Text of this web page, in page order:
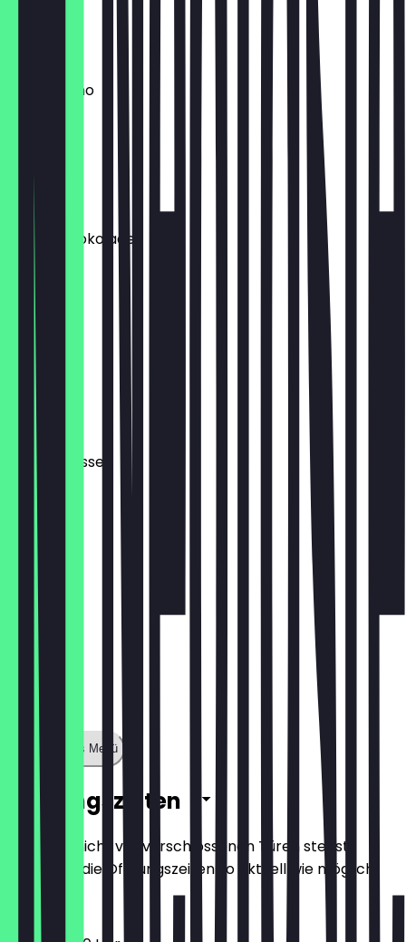
Cappuccino
€ 3,40
Heiße Schokolade
€ 3,90
€ 3,90
Filter
€ 2,90
Mineralwasser
€ 2,20
Zeige ganzes Menü
Öffnungszeiten
Damit du nicht vor verschlossenen Türen stehst,
halten wir die Öffnungszeiten so aktuell wie möglich.